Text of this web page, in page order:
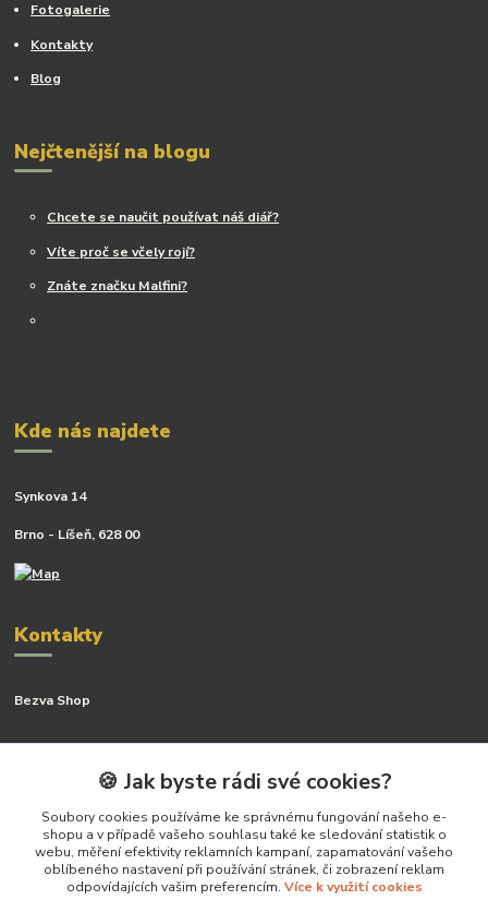
Fotogalerie
Kontakty
Blog
Nejčtenější na blogu
Chcete se naučit používat náš diář?
Víte proč se včely rojí?
Znáte značku Malfini?
Kde nás najdete
Synkova 14
Brno - Líšeň, 628 00
Kontakty
Bezva Shop
+420 799 506 742
(Po-Pá, 8-16 hod.)
katerina@bezva.shop
🍪 Jak byste rádi své cookies?
Soubory cookies používáme ke správnému fungování našeho e-
shopu a v případě vašeho souhlasu také ke sledování statistik o
webu, měření efektivity reklamních kampaní, zapamatování vašeho
oblíbeného nastavení při používání stránek, či zobrazení reklam
odpovídajících vašim preferencím. Více k využití cookies